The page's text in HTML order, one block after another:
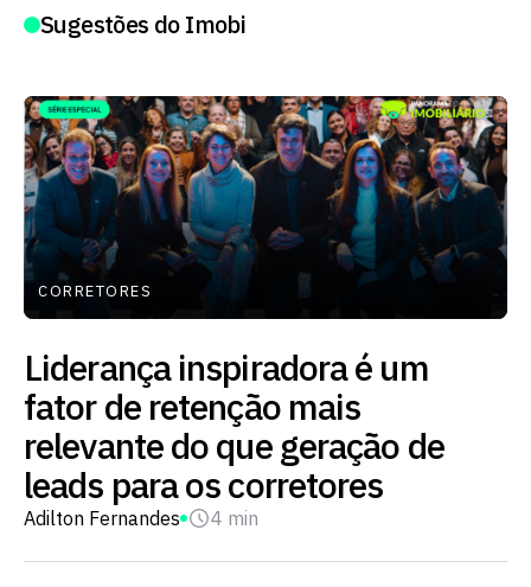
Sugestões do Imobi
CORRETORES
Liderança inspiradora é um
fator de retenção mais
relevante do que geração de
leads para os corretores
Adilton Fernandes 4 min